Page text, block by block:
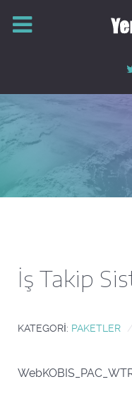
İş Takip
KATEGORI: PAKETLER